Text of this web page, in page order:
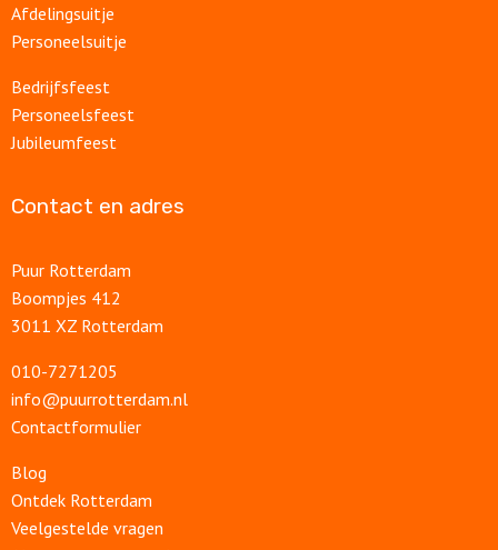
Afdelingsuitje
Personeelsuitje
Bedrijfsfeest
Personeelsfeest
Jubileumfeest
Contact en adres
Puur Rotterdam
Boompjes 412
3011 XZ Rotterdam
010-7271205
info@puurrotterdam.nl
Contactformulier
Blog
Ontdek Rotterdam
Veelgestelde vragen